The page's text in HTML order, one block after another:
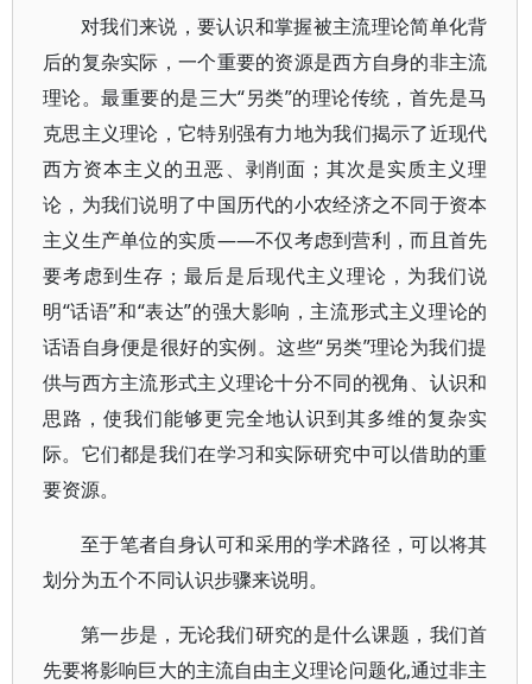
对我们来说，要认识和掌握被主流理论简单化背
后的复杂实际，一个重要的资源是西方自身的非主流
理论。最重要的是三大“另类”的理论传统，首先是马
克思主义理论，它特别强有力地为我们揭示了近现代
西方资本主义的丑恶、剥削面；其次是实质主义理
论，为我们说明了中国历代的小农经济之不同于资本
主义生产单位的实质——不仅考虑到营利，而且首先
要考虑到生存；最后是后现代主义理论，为我们说
明“话语”和“表达”的强大影响，主流形式主义理论的
话语自身便是很好的实例。这些“另类”理论为我们提
供与西方主流形式主义理论十分不同的视角、认识和
思路，使我们能够更完全地认识到其多维的复杂实
际。它们都是我们在学习和实际研究中可以借助的重
要资源。
至于笔者自身认可和采用的学术路径，可以将其
划分为五个不同认识步骤来说明。
第一步是，无论我们研究的是什么课题，我们首
先要将影响巨大的主流自由主义理论问题化,通过非主